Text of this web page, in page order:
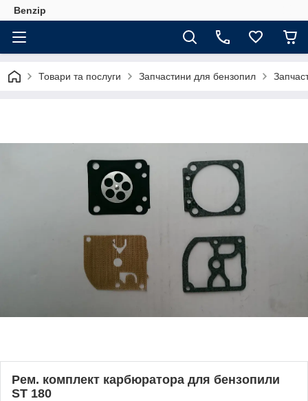
Benzip
Товари та послуги Запчастини для бензопил
Рем. комплект карбюратора для бензопили
ST 180